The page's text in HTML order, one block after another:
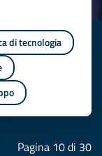
di tecnologia
Pagina 10 di 30